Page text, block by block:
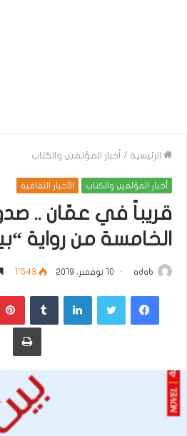
الرئيسية / أخبار المؤلفين والكتاب
أخبار المؤلفين والكتاب الأخبار الثقافية
قريباً في عمّان ..
الخامسة من رواية
adab 10 نوفمبر، 2019 1٬543
فيسبوكتويتر لينكدإن ‏Tumblr